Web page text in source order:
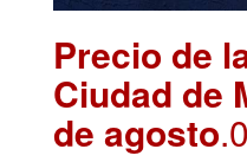
Precio de
Ciudad de
de agosto